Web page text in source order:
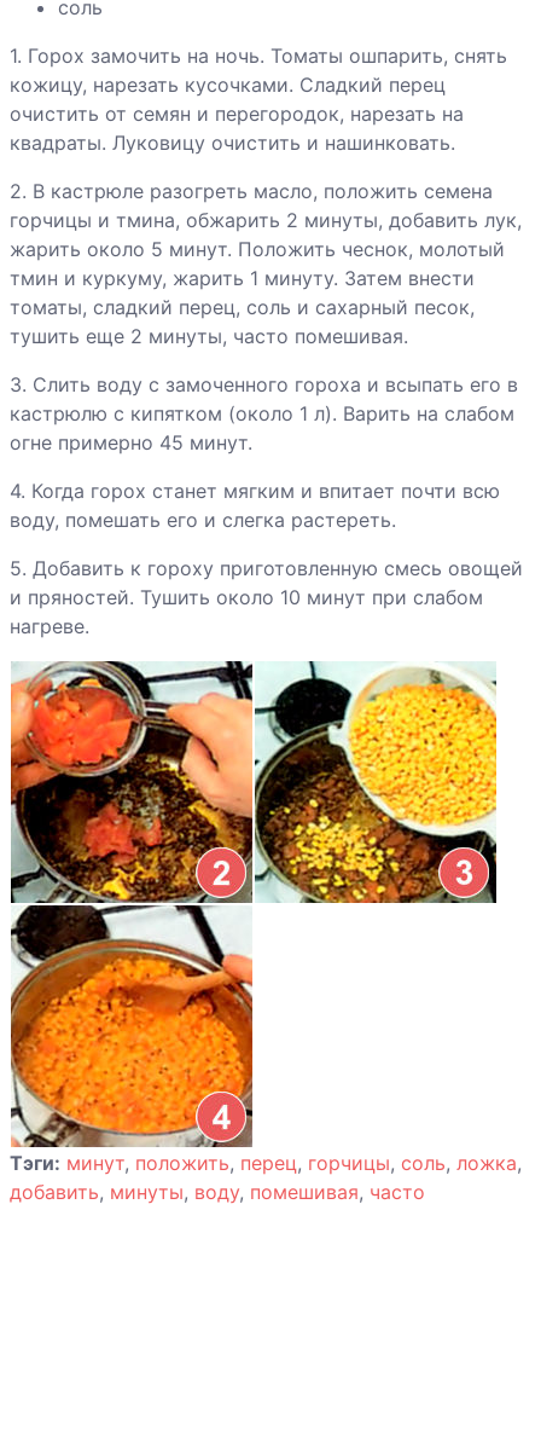
маслинами
Запеканка
из
артишоков
помидорами
Зеленая
поджарка
Зеленый
салат с
вешенками
Жаркое из
овощей
соль
1. Горох замочить на ночь. Томаты ошпарить, снять
кожицу, нарезать кусочками. Сладкий перец
очистить от семян и перегородок, нарезать на
квадраты. Луковицу очистить и нашинковать.
2. В кастрюле разогреть масло, положить семена
горчицы и тмина, обжарить 2 минуты, добавить лук,
жарить около 5 минут. Положить чеснок, молотый
тмин и куркуму, жарить 1 минуту. Затем внести
томаты, сладкий перец, соль и сахарный песок,
тушить еще 2 минуты, часто помешивая.
3. Слить воду с замоченного гороха и всыпать его в
кастрюлю с кипятком (около 1 л). Варить на слабом
огне примерно 45 минут.
4. Когда горох станет мягким и впитает почти всю
воду, помешать его и слегка растереть.
5. Добавить к гороху приготовленную смесь овощей
и пряностей. Тушить около 10 минут при слабом
нагреве.
Тэги: минут, положить, перец, горчицы, соль, ложка,
добавить, минуты, воду, помешивая, часто